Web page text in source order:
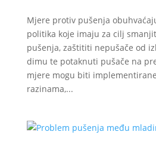
Mjere protiv pušenja
politika koje imaju za cilj
pušenja, zaštititi nepušače od
dimu te potaknuti pušače na
mjere mogu biti
razinama,...